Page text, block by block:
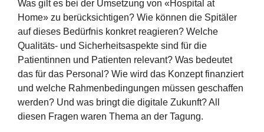
Was gilt es bei der Umsetzung von «Hospital at
Home» zu berücksichtigen? Wie können die Spitäler
auf dieses Bedürfnis konkret reagieren? Welche
Qualitäts- und Sicherheitsaspekte sind für die
Patientinnen und Patienten relevant? Was bedeutet
das für das Personal? Wie wird das Konzept finanziert
und welche Rahmenbedingungen müssen geschaffen
werden? Und was bringt die digitale Zukunft? All
diesen Fragen waren Thema an der Tagung.